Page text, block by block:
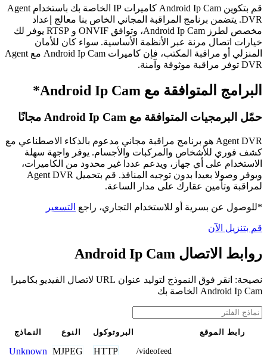
قم بتكوين Android Ip Cam كاميرات IP الخاصة بك باستخدام Agent
DVR. يتضمن برنامج المراقبة المجاني الخاص بنا معالج إعداد
مخصص لطرز Android Ip Cam، وتوافق ONVIF و RTSP يوفر لك
خيارات اتصال مرنة عبر الأنظمة الأساسية. سواء كان للأمان
المنزلي أو مراقبة المكتب، فإن كاميرات Android Ip Cam مع Agent
DVR توفر مراقبة موثوقة وآمنة.
البرامج المتوافقة مع Android Ip Cam*
حمّل البرمجيات المتوافقة مع Android Ip Cam مجانًا
Agent DVR هو برنامج مراقبة مجاني مدعوم بالذكاء الاصطناعي مع
كشف فوري للأشخاص والمركبات والأجسام. يوفر واجهة سهلة
الاستخدام على أي جهاز، ويدعم عددا غير محدود من الكاميرات،
ويوفر وصولا بعيدا بدون توجيه المنافذ. قم بتحميل Agent DVR
لمراقبة وتأمين عقارك على مدار الساعة.
*للوصول عن بسرية أو للاستخدام التجاري، راجع التسعير
قم بتنزيل الآن
روابط الاتصال Android Ip Cam
نصيحة: انقر فوق النموذج لتوليد عنوان URL لاتصال الفيديو بكاميرا
Android Ip Cam الخاصة بك
النماذج النوع البروتوكول رابط الموقع
Unknown MJPEG HTTP /videofeed